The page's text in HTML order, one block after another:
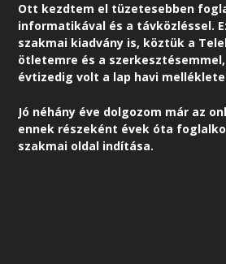
Ott kezdtem el tüzetesebben
informatikával és a távközléssel.
szakmai kiadvány is, köztük a
ötletemre és a
évtizedig volt a lap havi
Jó néhány éve dolgozom már az
ennek részeként évek óta
szakmai oldal indítása.